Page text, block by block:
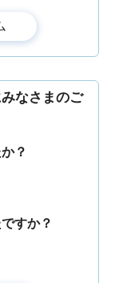
なさまのご
？
すか？